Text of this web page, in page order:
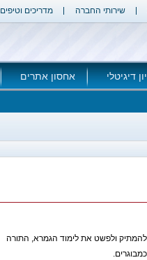
מדריכים וטיפים שירותי החברה
דיגיטלי אחסון אתרים
להמתיק ולפשט את לימוד הגמרא, התורה